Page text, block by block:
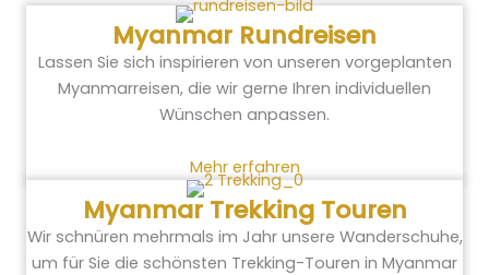
Myanmar Rundreisen
Lassen Sie sich inspirieren von unseren vorgeplanten
Myanmarreisen, die wir gerne Ihren individuellen
Wünschen anpassen.
Mehr erfahren
Myanmar Trekking Touren
Wir schnüren mehrmals im Jahr unsere Wanderschuhe,
um für Sie die schönsten Trekking-Touren in Myanmar